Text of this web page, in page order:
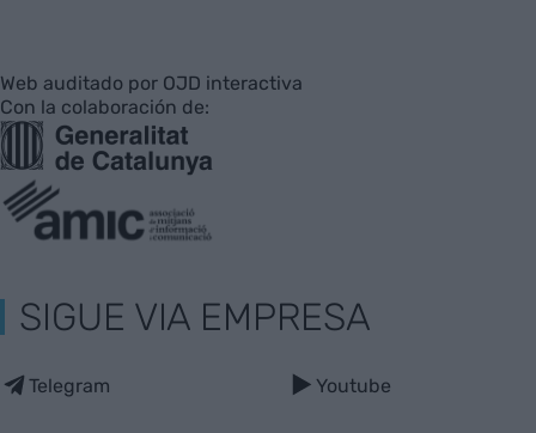
Web auditado por OJD interactiva
Con la colaboración de:
SIGUE VIA EMPRESA
Telegram Youtube